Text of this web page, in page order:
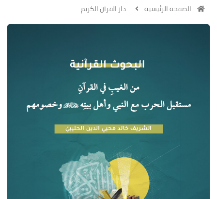
الصفحة الرئيسية دار القرآن الكريم